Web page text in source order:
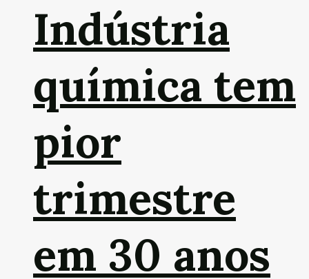
Indústria
química tem
pior
trimestre
em 30 anos